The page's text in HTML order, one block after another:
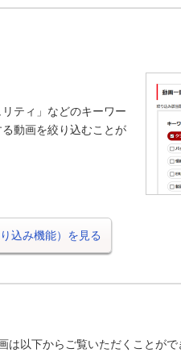
ティ」などのキーワー
動画を絞り込むことが
込み機能）を見る
は以下からご覧いただくことがで